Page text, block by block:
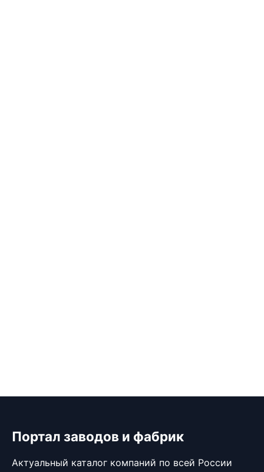
Портал заводов и фабрик
Актуальный каталог компаний по всей России